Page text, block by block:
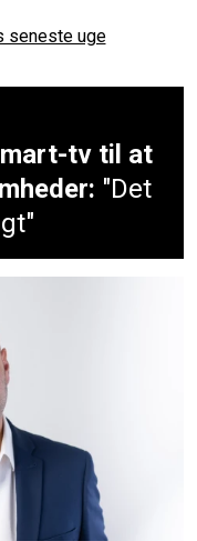
seneste uge
tv til at
"Det